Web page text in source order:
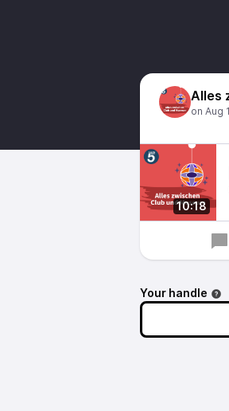
10:18
Your handle